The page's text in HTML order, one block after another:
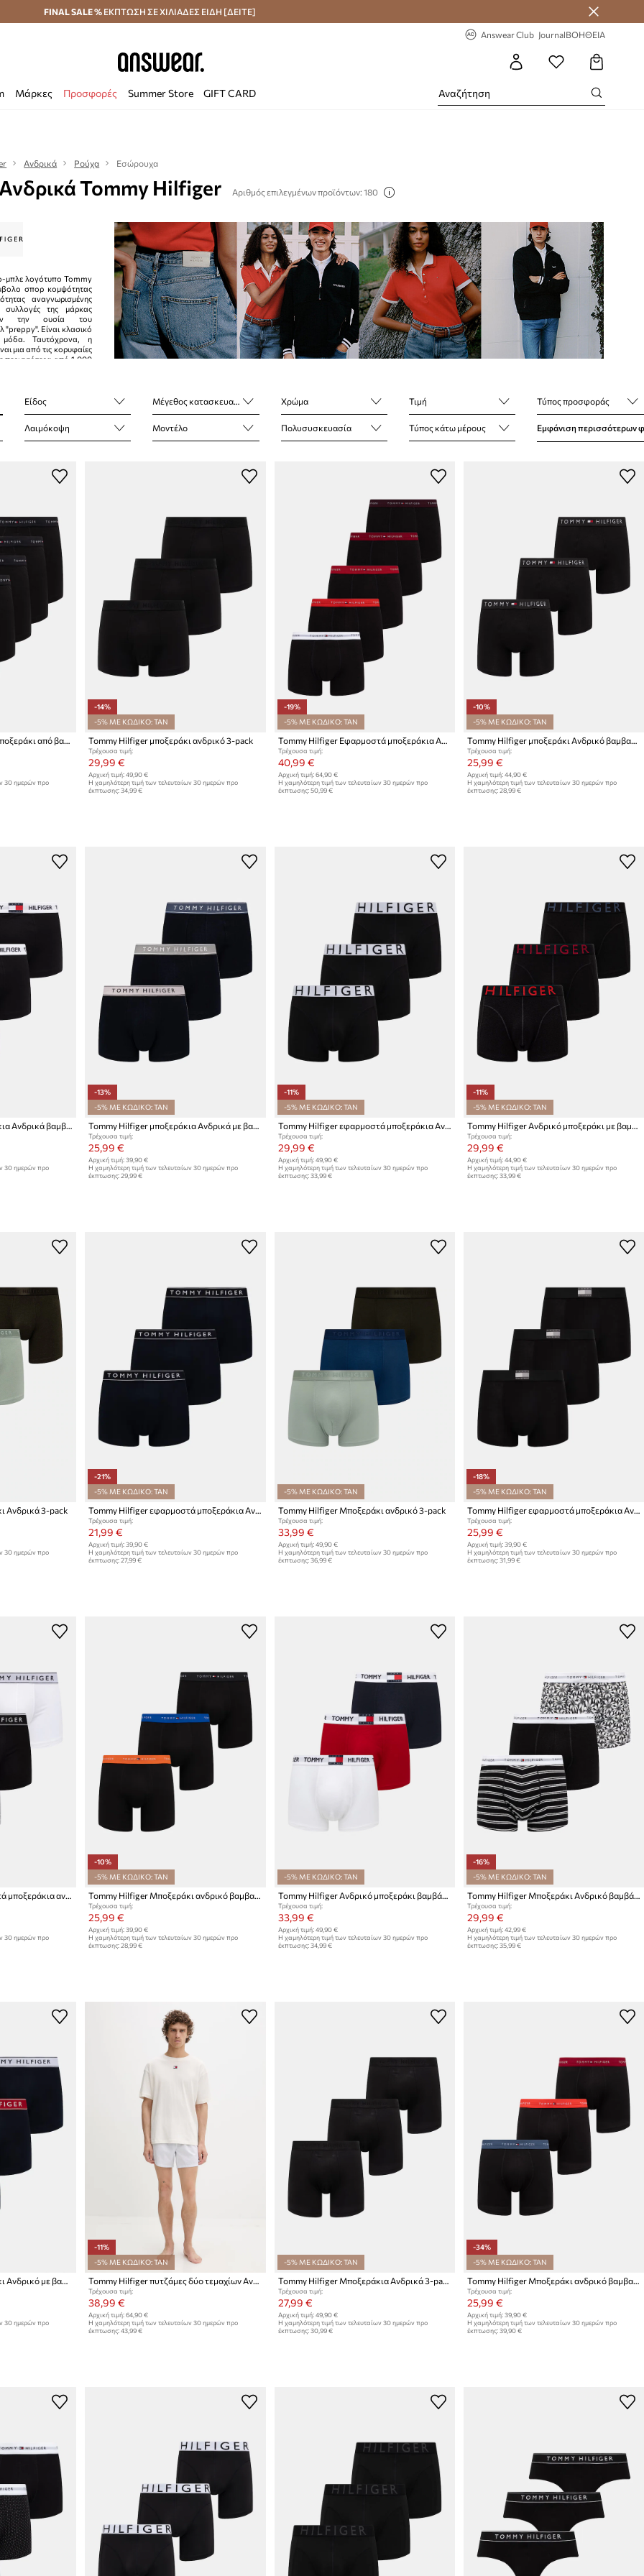
άνω των 70 € Αποστολή σε 24 ώρες Εξοικονομήστε με το Answear Club
FINAL SALE % ΕΚΠΤΩΣΗ ΣΕ ΧΙΛΙΑΔΕΣ ΕΙΔΗ [ΔΕΙΤΕ]
Answear Club JournalΒΟΗΘΕΙΑ
Μάρκες Προσφορές Summer Store GIFT CARD
Ανδρικά Ρούχα Εσώρουχα
Tommy Hilfiger Αριθμός επιλεγμένων προϊόντων: 180
μπλε λογότυπο Tommy
σπορ κομψότητας
αναγνωρισμένης
συλλογές της μάρκας
την ουσία του
"preppy". Είναι κλασικό
μόδα. Ταυτόχρονα, η
μια από τις κορυφαίες
περισσότερα από 1.000
Είδος Μέγεθος κατασκευαστή Χρώμα Τιμή Τύπος προσφοράς
Λαιμόκοψη Μοντέλο Πολυσυσκευασία Τύπος κάτω μέρους Εμφάνιση περισσότερων
Tommy Hilfiger ανδρικό μποξεράκι από βαμβάκι με ελαστάν 5-pack
30 ημερών προ
-14%
-5% ΜΕ ΚΩΔΙΚΟ: TAN
Tommy Hilfiger μποξεράκι ανδρικό 3-pack
Τρέχουσα τιμή:
29,99 €
Αρχική τιμή: 49,90 €
Η χαμηλότερη τιμή των τελευταίων 30 ημερών προ
έκπτωσης: 34,99 €
-19%
-5% ΜΕ ΚΩΔΙΚΟ: TAN
Tommy Hilfiger Εφαρμοστά μποξεράκια Ανδρικά βαμβάκι με ελαστάν 5-pack
Τρέχουσα τιμή:
40,99 €
Αρχική τιμή: 64,90 €
Η χαμηλότερη τιμή των τελευταίων 30 ημερών προ
έκπτωσης: 50,99 €
-10%
-5% ΜΕ ΚΩΔΙΚΟ: TAN
Tommy Hilfiger μποξεράκι Ανδρικό βαμβακερό με ελαστάν 3-pack
Τρέχουσα τιμή:
25,99 €
Αρχική τιμή: 44,90 €
Η χαμηλότερη τιμή των τελευταίων 30 ημερών προ
έκπτωσης: 28,99 €
30 ημερών προ
-13%
-5% ΜΕ ΚΩΔΙΚΟ: TAN
Τρέχουσα τιμή:
25,99 €
Αρχική τιμή: 39,90 €
Η χαμηλότερη τιμή των τελευταίων 30 ημερών προ
έκπτωσης: 29,99 €
-11%
-5% ΜΕ ΚΩΔΙΚΟ: TAN
Tommy Hilfiger εφαρμοστά μποξεράκια Ανδρικά 3-pack
Τρέχουσα τιμή:
29,99 €
Αρχική τιμή: 49,90 €
Η χαμηλότερη τιμή των τελευταίων 30 ημερών προ
έκπτωσης: 33,99 €
-11%
-5% ΜΕ ΚΩΔΙΚΟ: TAN
Τρέχουσα τιμή:
29,99 €
Αρχική τιμή: 44,90 €
Η χαμηλότερη τιμή των τελευταίων 30 ημερών προ
έκπτωσης: 33,99 €
Ανδρικά 3-pack
30 ημερών προ
-21%
-5% ΜΕ ΚΩΔΙΚΟ: TAN
Tommy Hilfiger εφαρμοστά μποξεράκια Ανδρικά 3-pack
Τρέχουσα τιμή:
21,99 €
Αρχική τιμή: 39,90 €
Η χαμηλότερη τιμή των τελευταίων 30 ημερών προ
έκπτωσης: 27,99 €
-5% ΜΕ ΚΩΔΙΚΟ: TAN
Tommy Hilfiger Μποξεράκι ανδρικό 3-pack
Τρέχουσα τιμή:
33,99 €
Αρχική τιμή: 49,90 €
Η χαμηλότερη τιμή των τελευταίων 30 ημερών προ
έκπτωσης: 36,99 €
-18%
-5% ΜΕ ΚΩΔΙΚΟ: TAN
Tommy Hilfiger εφαρμοστά μποξεράκια Ανδρικά 3-pack
Τρέχουσα τιμή:
25,99 €
Αρχική τιμή: 39,90 €
Η χαμηλότερη τιμή των τελευταίων 30 ημερών προ
έκπτωσης: 31,99 €
Tommy Hilfiger εφαρμοστά μποξεράκια ανδρικά 3-pack
30 ημερών προ
-10%
-5% ΜΕ ΚΩΔΙΚΟ: TAN
Tommy Hilfiger Μποξεράκι ανδρικό βαμβακερό με ελαστάν 3-pack
Τρέχουσα τιμή:
25,99 €
Αρχική τιμή: 39,90 €
Η χαμηλότερη τιμή των τελευταίων 30 ημερών προ
έκπτωσης: 28,99 €
-5% ΜΕ ΚΩΔΙΚΟ: TAN
Tommy Hilfiger Ανδρικό μποξεράκι βαμβάκι με ελαστάν 3-pack
Τρέχουσα τιμή:
33,99 €
Αρχική τιμή: 49,90 €
Η χαμηλότερη τιμή των τελευταίων 30 ημερών προ
έκπτωσης: 34,99 €
-16%
-5% ΜΕ ΚΩΔΙΚΟ: TAN
Tommy Hilfiger Μποξεράκι Ανδρικό βαμβάκι με ελαστάν 3-pack
Τρέχουσα τιμή:
29,99 €
Αρχική τιμή: 42,99 €
Η χαμηλότερη τιμή των τελευταίων 30 ημερών προ
έκπτωσης: 35,99 €
30 ημερών προ
-11%
-5% ΜΕ ΚΩΔΙΚΟ: TAN
Τρέχουσα τιμή:
38,99 €
Αρχική τιμή: 64,90 €
Η χαμηλότερη τιμή των τελευταίων 30 ημερών προ
έκπτωσης: 43,99 €
-5% ΜΕ ΚΩΔΙΚΟ: TAN
Tommy Hilfiger Μποξεράκια Ανδρικά 3-pack
Τρέχουσα τιμή:
27,99 €
Αρχική τιμή: 49,90 €
Η χαμηλότερη τιμή των τελευταίων 30 ημερών προ
έκπτωσης: 30,99 €
-34%
-5% ΜΕ ΚΩΔΙΚΟ: TAN
Tommy Hilfiger Μποξεράκι ανδρικό βαμβακερό με ελαστάν 3-pack
Τρέχουσα τιμή:
25,99 €
Αρχική τιμή: 39,90 €
Η χαμηλότερη τιμή των τελευταίων 30 ημερών προ
έκπτωσης: 39,90 €